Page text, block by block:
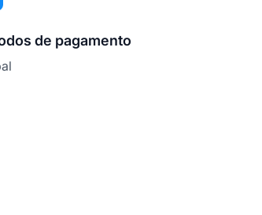
de pagamento